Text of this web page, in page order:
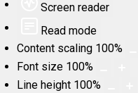
Screen reader
Read mode
Content scaling 100%
Font size 100%
Line height 100%